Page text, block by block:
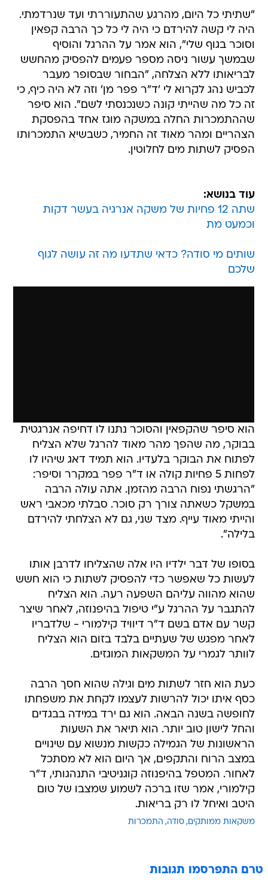
"שתיתי כל היום, מהרגע שהתעוררתי ועד שנרדמתי.
היה לי קשה להירדם כי היה לי כל כך הרבה קפאין
וסוכר בגוף שלי", הוא אמר על ההרגל והוסיף
שבמשך עשור ניסה מספר פעמים להפסיק מהחשש
לבריאותו ללא הצלחה, "הבחור שבסופר מעבר
לכביש נהג לקרוא לי 'ד"ר פפר מן' וזה לא היה כיף, כי
זה כל מה שהייתי קונה כשנכנסתי לשם". הוא סיפר
שההתמכרות החלה במשקה מוגז אחד בהפסקת
הצהריים ומהר מאוד זה החמיר, כשבשיא התמכרותו
הפסיק לשתות מים לחלוטין.
עוד בנושא:
שתה 12 פחיות של משקה אנרגיה בעשר דקות
וכמעט מת
שותים מי סודה? כדאי שתדעו מה זה עושה לגוף
שלכם
הוא סיפר שהקפאין והסוכר נתנו לו דחיפה אנרגטית
בבוקר, מה שהפך מהר מאוד להרגל שלא הצליח
לפתוח את הבוקר בלעדיו. הוא תמיד דאג שיהיו לו
לפחות 5 פחיות קולה או ד"ר פפר במקרר וסיפר:
"הרגשתי נפוח הרבה מהזמן. אתה עולה הרבה
במשקל כשאתה צורך רק סוכר. סבלתי מכאבי ראש
והייתי מאוד עייף. מצד שני, גם לא הצלחתי להירדם
בלילה".
בסופו של דבר ילדיו היו אלה שהצליחו לדרבן אותו
לעשות כל שאפשר כדי להפסיק לשתות כי הוא חשש
שהוא מהווה עליהם השפעה רעה. הוא הצליח
להתגבר על ההרגל ע"י טיפול בהיפנוזה, לאחר שיצר
קשר עם אדם בשם ד"ר דיוויד קילמורי - שלדבריו
לאחר מפגש של שעתיים בלבד בזום הוא הצליח
לוותר לגמרי על המשקאות המוגזים.
כעת הוא חזר לשתות מים וגילה שהוא חסך הרבה
כסף איתו יכול להרשות לעצמו לקחת את משפחתו
לחופשה בשנה הבאה. הוא גם ירד במידה בבגדים
והחל לישון טוב יותר. הוא תיאר את השעות
הראשונות של הגמילה כקשות מנשוא עם שינויים
במצב הרוח והתקפים, אך היום הוא לא מסתכל
לאחור. המטפל בהיפנוזה קוגניטיבי התנהגותי, ד"ר
קילמורי, אמר שזו ברכה לשמוע שמצבו של טום
היטב ואיחל לו רק בריאות.
משקאות ממותקים סודה התמכרות
טרם התפרסמו תגובות